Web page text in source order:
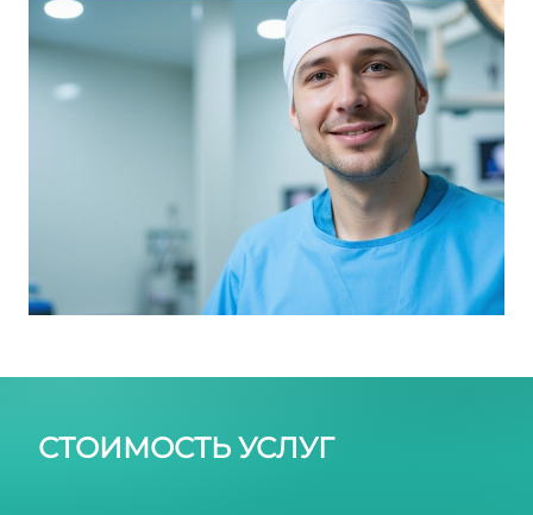
СТОИМОСТЬ УСЛУГ